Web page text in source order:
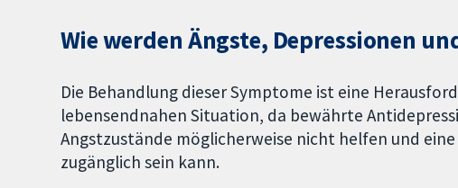
Wie werden Ängste, Depressionen
Die Behandlung dieser Symptome ist eine
lebensendnahen Situation, da bewährte
Angstzustände möglicherweise nicht helfen und
zugänglich sein kann.